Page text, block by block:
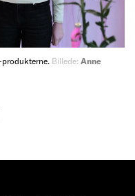
produkterne. Billede: Anne